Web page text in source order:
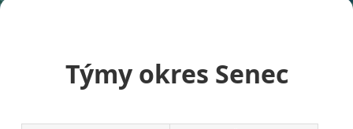
Týmy okres Senec